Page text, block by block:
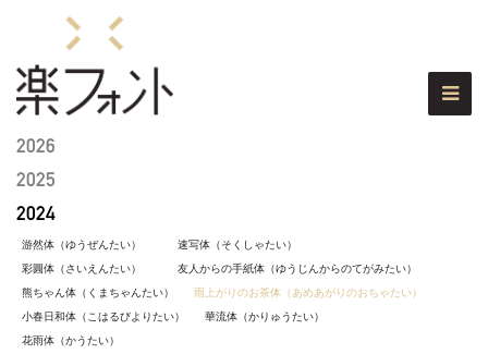
2026
2025
2024
游然体（ゆうぜんたい） 速写体（そくしゃたい）
彩圓体（さいえんたい） 友人からの手紙体（ゆうじんからのてがみたい）
熊ちゃん体（くまちゃんたい） 雨上がりのお茶体（あめあがりのおちゃたい）
小春日和体（こはるびよりたい） 華流体（かりゅうたい）
花雨体（かうたい）